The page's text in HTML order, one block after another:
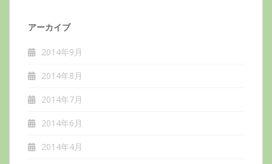
アーカイブ
2014年9月
2014年8月
2014年7月
2014年6月
2014年4月